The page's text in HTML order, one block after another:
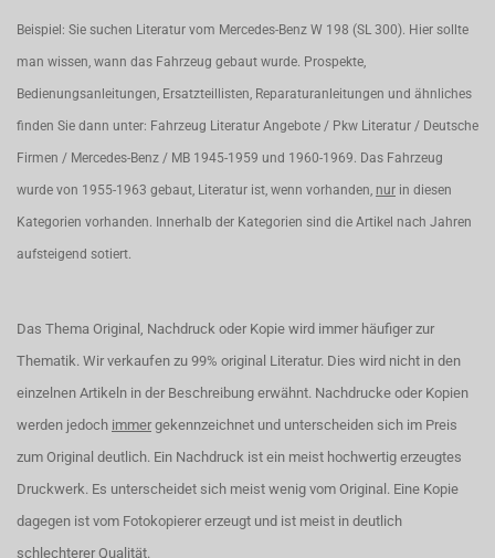
Beispiel: Sie suchen Literatur vom Mercedes-Benz W 198 (SL 300). Hier sollte
man wissen, wann das Fahrzeug gebaut wurde. Prospekte,
Bedienungsanleitungen, Ersatzteillisten, Reparaturanleitungen und ähnliches
finden Sie dann unter: Fahrzeug Literatur Angebote / Pkw Literatur / Deutsche
Firmen / Mercedes-Benz / MB 1945-1959 und 1960-1969. Das Fahrzeug
wurde von 1955-1963 gebaut, Literatur ist, wenn vorhanden, nur in diesen
Kategorien vorhanden. Innerhalb der Kategorien sind die Artikel nach Jahren
aufsteigend sotiert.
Das Thema Original, Nachdruck oder Kopie wird immer häufiger zur
Thematik. Wir verkaufen zu 99% original Literatur. Dies wird nicht in den
einzelnen Artikeln in der Beschreibung erwähnt. Nachdrucke oder Kopien
werden jedoch immer gekennzeichnet und unterscheiden sich im Preis
zum Original deutlich. Ein Nachdruck ist ein meist hochwertig erzeugtes
Druckwerk. Es unterscheidet sich meist wenig vom Original. Eine Kopie
dagegen ist vom Fotokopierer erzeugt und ist meist in deutlich
schlechterer Qualität.